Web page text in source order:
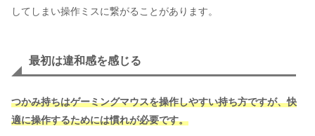
してしまい操作ミスに繋がることがあります。
最初は違和感を感じる
つかみ持ちはゲーミングマウスを操作しやすい持ち方ですが、快
適に操作するためには慣れが必要です。